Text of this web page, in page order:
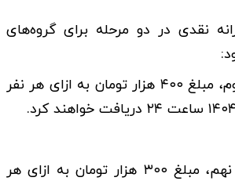
نقدی در دو مرحله برای گروه‌های
دهک‌های اول تا سوم، مبلغ ۴۰۰ هزار تومان به ازای هر نفر
دهک‌های چهارم تا نهم، مبلغ ۳۰۰ هزار تومان به ازای هر